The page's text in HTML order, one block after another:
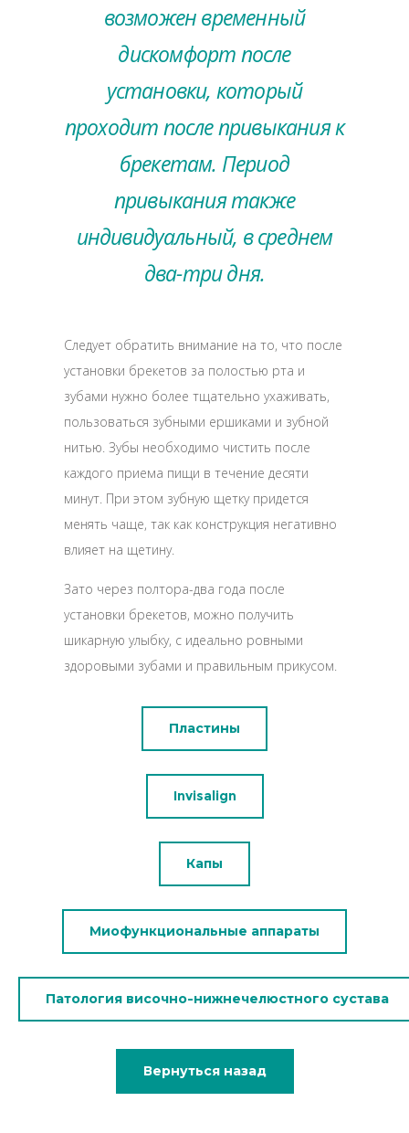
возможен временный
дискомфорт после
установки, который
проходит после привыкания к
брекетам. Период
привыкания также
индивидуальный, в среднем
два-три дня.
Следует обратить внимание на то, что после
установки брекетов за полостью рта и
зубами нужно более тщательно ухаживать,
пользоваться зубными ершиками и зубной
нитью. Зубы необходимо чистить после
каждого приема пищи в течение десяти
минут. При этом зубную щетку придется
менять чаще, так как конструкция негативно
влияет на щетину.
Зато через полтора-два года после
установки брекетов, можно получить
шикарную улыбку, с идеально ровными
здоровыми зубами и правильным прикусом.
Пластины
Invisalign
Капы
Миофункциональные аппараты
Патология височно-нижнечелюстного сустава
Вернуться назад